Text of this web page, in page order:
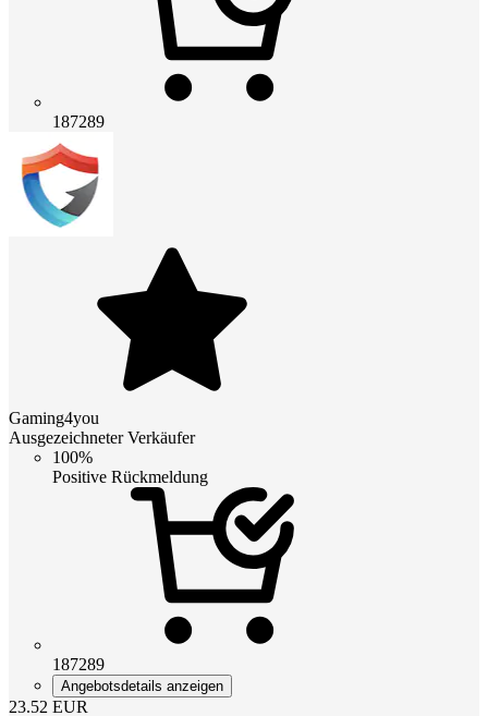
187289
Gaming4you
Ausgezeichneter Verkäufer
100%
Positive Rückmeldung
187289
Angebotsdetails anzeigen
23.52 EUR